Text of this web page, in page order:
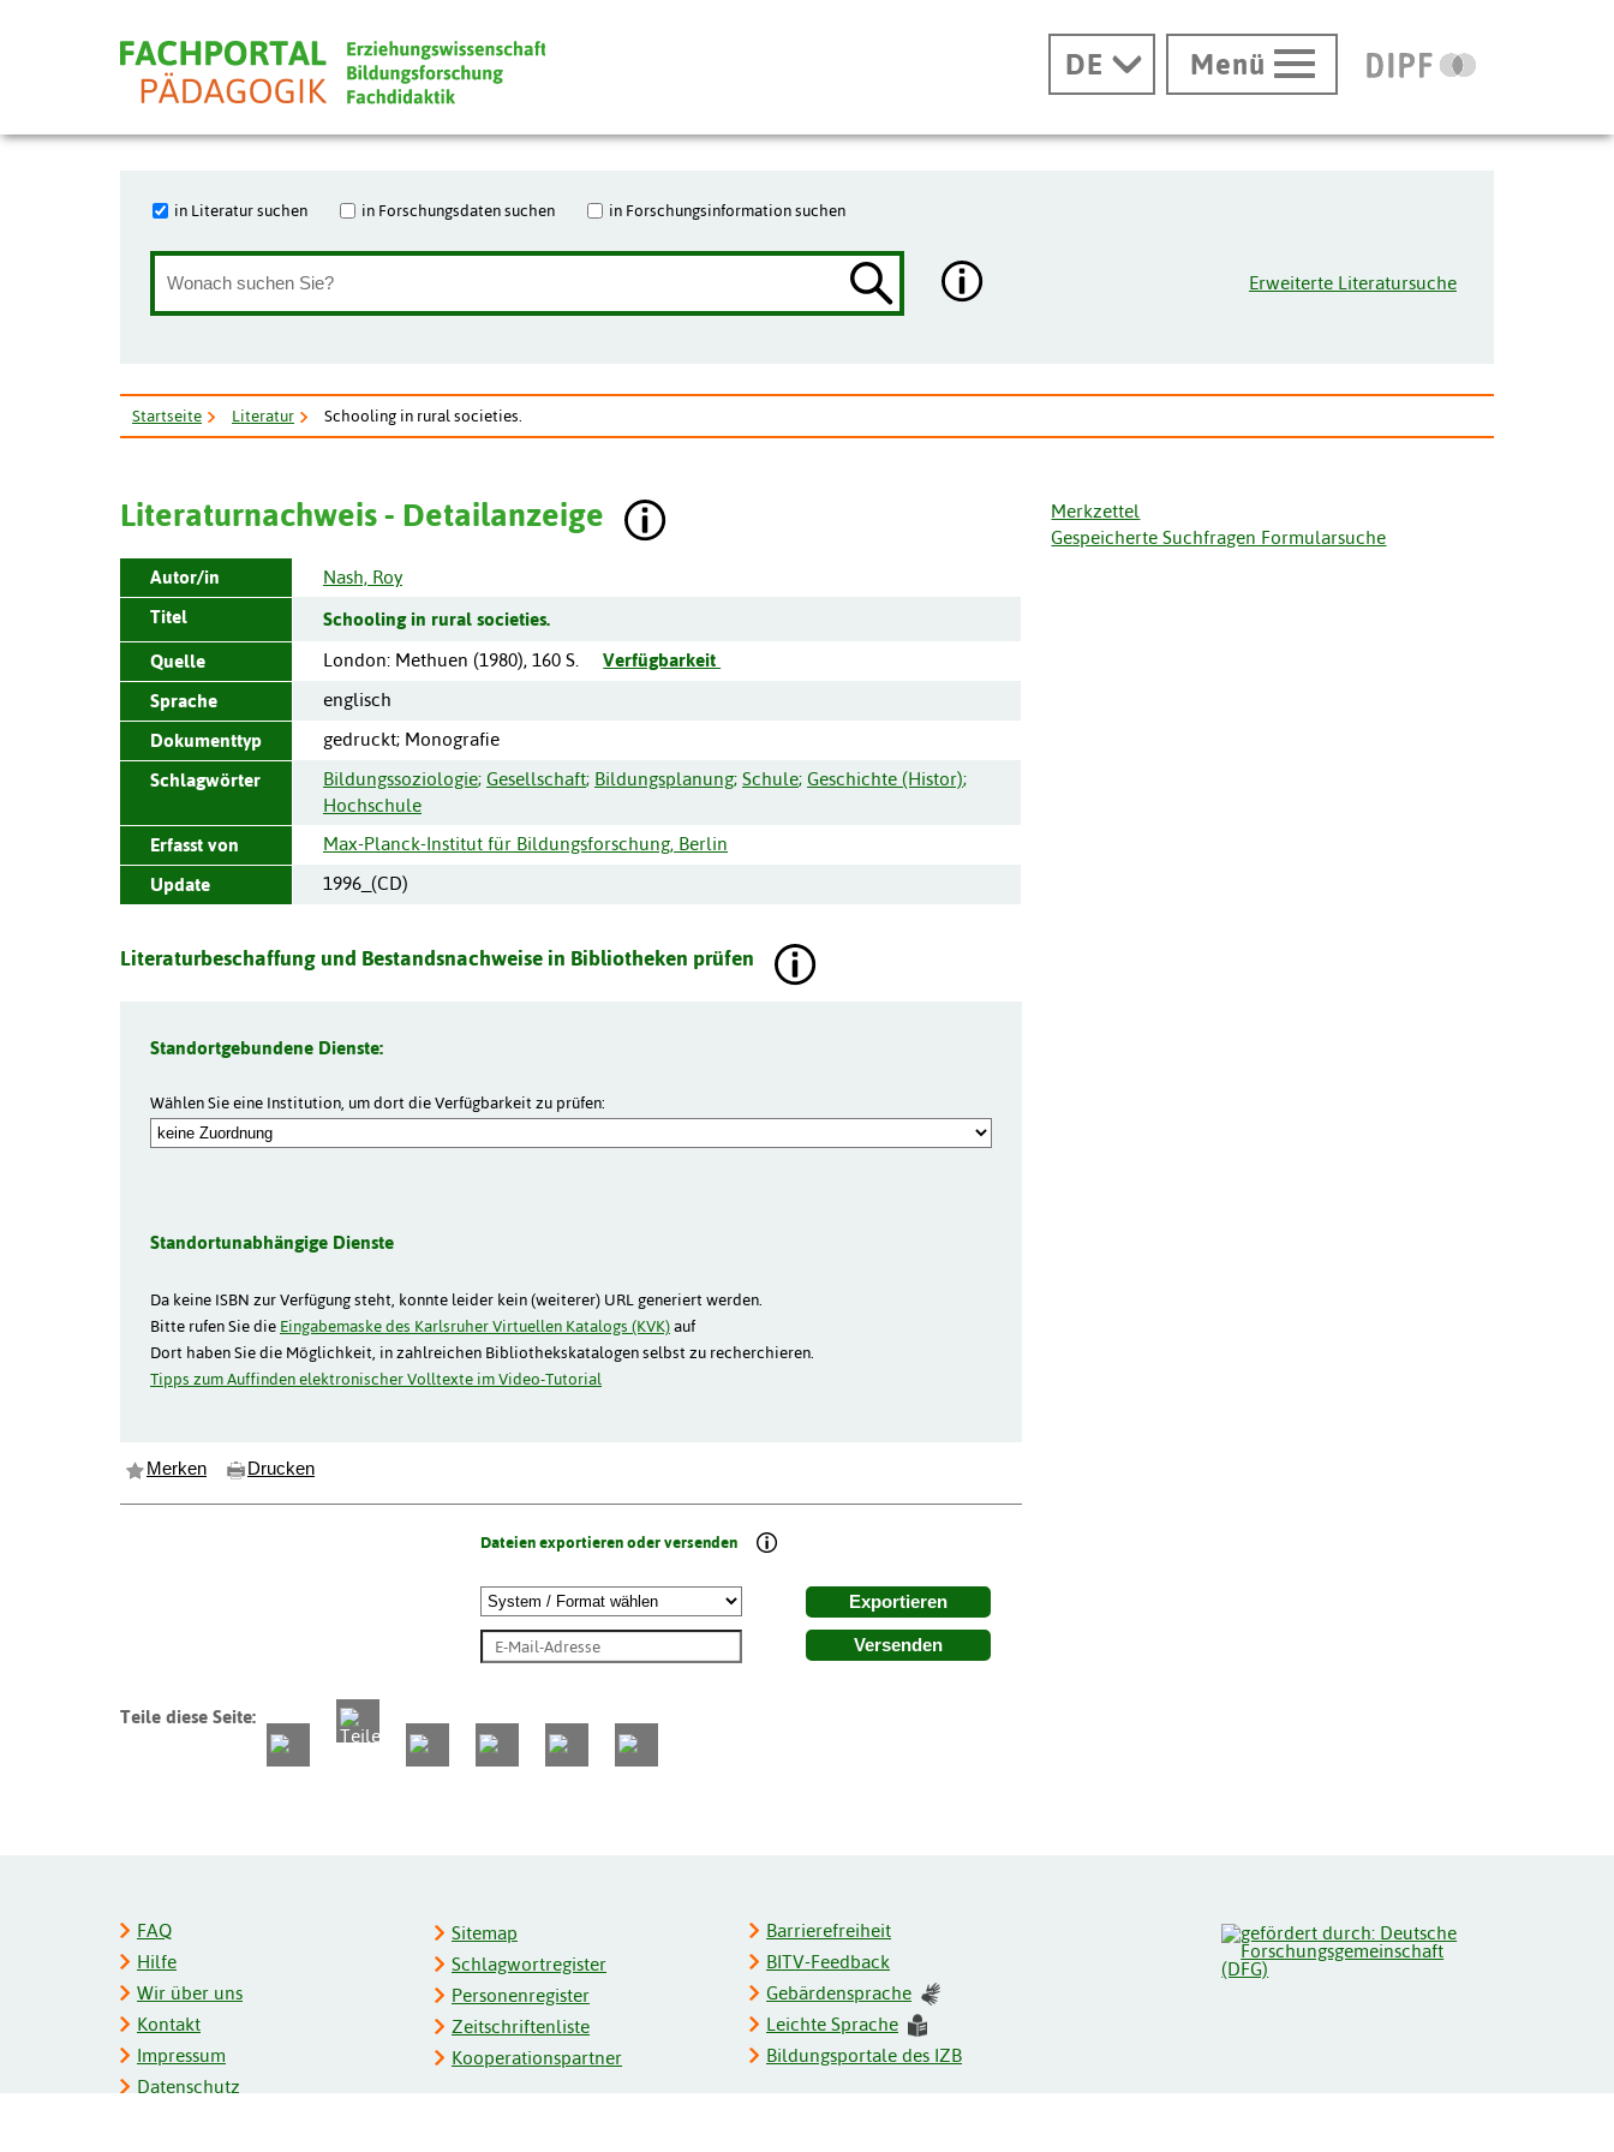
DE Menü
in Literatur suchen in Forschungsdaten suchen in Forschungsinformation suchen
Erweiterte Literatursuche
Startseite Literatur Schooling in rural societies.
Literaturnachweis - Detailanzeige
Merkzettel
Gespeicherte Suchfragen Formularsuche
Autor/in
Nash, Roy
Titel
Schooling in rural societies.
Quelle London: Methuen (1980), 160 S.
Verfügbarkeit
Sprache
englisch
Dokumenttyp
gedruckt; Monografie
Schlagwörter
Bildungssoziologie; Gesellschaft; Bildungsplanung; Schule; Geschichte (Histor);
Hochschule
Erfasst von
Max-Planck-Institut für Bildungsforschung, Berlin
Update
1996_(CD)
Literaturbeschaffung und Bestandsnachweise in Bibliotheken prüfen
Standortgebundene Dienste:
Wählen Sie eine Institution, um dort die Verfügbarkeit zu prüfen:
Standortunabhängige Dienste
Da keine ISBN zur Verfügung steht, konnte leider kein (weiterer) URL generiert werden.
Bitte rufen Sie die Eingabemaske des Karlsruher Virtuellen Katalogs (KVK)auf
Dort haben Sie die Möglichkeit, in zahlreichen Bibliothekskatalogen selbst zu recherchieren.
Tipps zum Auffinden elektronischer Volltexte im Video-Tutorial
Merken Drucken
Dateien exportieren oder versenden
Exportieren
Versenden
Teile diese Seite:
FAQ
Hilfe
Wir über uns
Kontakt
Impressum
Datenschutz
Sitemap
Schlagwortregister
Personenregister
Zeitschriftenliste
Kooperationspartner
Barrierefreiheit
BITV-Feedback
Gebärdensprache
Leichte Sprache
Bildungsportale des IZB